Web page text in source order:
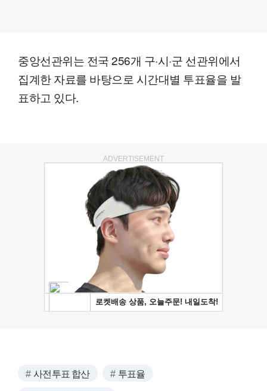
중앙선관위는 전국 256개 구·시·군 선관위에서
집계한 자료를 바탕으로 시간대별 투표율을 발
표하고 있다.
ADVERTISEMENT
사전투표 합산 투표율